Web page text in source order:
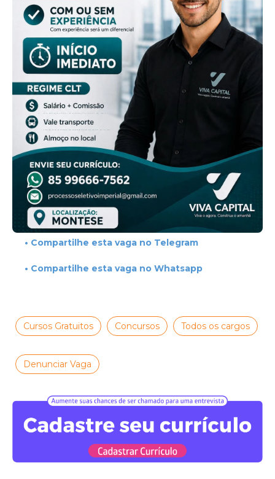
• Compartilhe esta vaga no Telegram
• Compartilhe esta vaga no Whatsapp
Cursos Gratuitos Concursos Todos os cargos
Denunciar Vaga